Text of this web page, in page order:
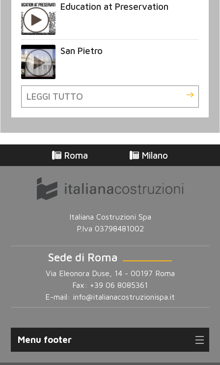
Education at Preservation
San Pietro
LEGGI TUTTO
Roma Milano
Italiana Costruzioni Spa
P.Iva 03798481002
Sede di Roma
Via Eleonora Duse, 14 - 00197 Roma
Fax: +39 06 8085361
E-mail: info@italianacostruzionispa.it
Menu footer